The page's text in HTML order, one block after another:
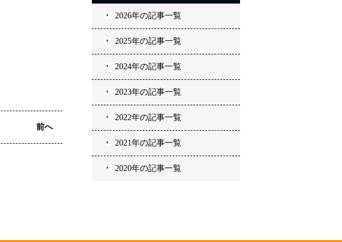
前へ
2026年の記事一覧
2025年の記事一覧
2024年の記事一覧
2023年の記事一覧
2022年の記事一覧
2021年の記事一覧
2020年の記事一覧